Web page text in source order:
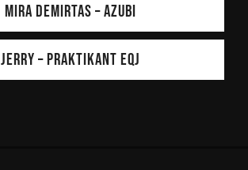
Mira Demirtas – Azubi
Jerry – Praktikant EQJ